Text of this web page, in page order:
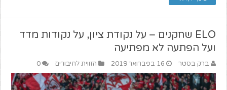
ELO שחקנים – על נקודת ציון, על נקודות מדד
ועל הפתעה לא מפתיעה
ברק בסטר 16 בפברואר 2019 הזווית לחיבורים 0